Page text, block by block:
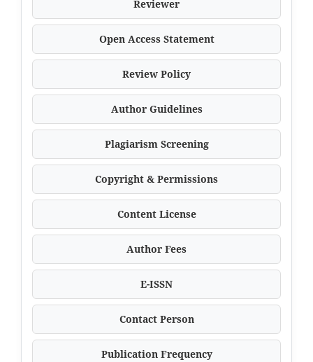
Reviewer
Open Access Statement
Review Policy
Author Guidelines
Plagiarism Screening
Copyright & Permissions
Content License
Author Fees
E-ISSN
Contact Person
Publication Frequency